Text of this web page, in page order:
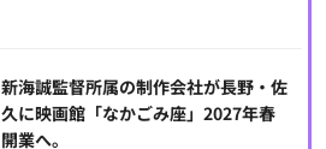
新海誠監督所属の制作会社が長野・佐
久に映画館「なかごみ座」2027年春
開業へ。